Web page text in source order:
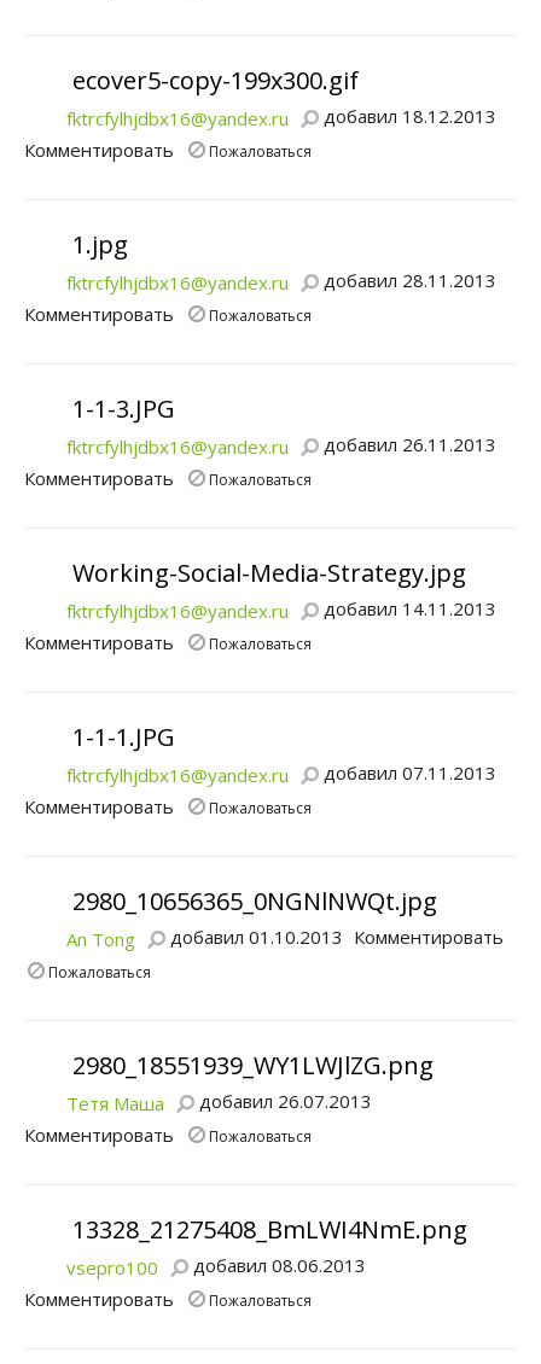
ecover5-copy-199x300.gif
fktrcfylhjdbx16@yandex.ru
добавил 18.12.2013
Комментировать
Пожаловаться
1.jpg
fktrcfylhjdbx16@yandex.ru
добавил 28.11.2013
Комментировать
Пожаловаться
1-1-3.JPG
fktrcfylhjdbx16@yandex.ru
добавил 26.11.2013
Комментировать
Пожаловаться
Working-Social-Media-Strategy.jpg
fktrcfylhjdbx16@yandex.ru
добавил 14.11.2013
Комментировать
Пожаловаться
1-1-1.JPG
fktrcfylhjdbx16@yandex.ru
добавил 07.11.2013
Комментировать
Пожаловаться
2980_10656365_0NGNlNWQt.jpg
An Tong добавил 01.10.2013 Комментировать
Пожаловаться
2980_18551939_WY1LWJlZG.png
Тетя Маша
добавил 26.07.2013
Комментировать
Пожаловаться
13328_21275408_BmLWI4NmE.png
vsepro100
добавил 08.06.2013
Комментировать
Пожаловаться